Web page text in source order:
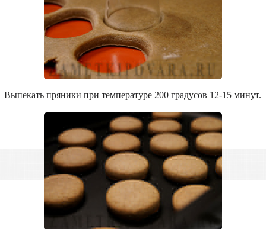
Выпекать пряники при температуре 200 градусов 12-15 минут.